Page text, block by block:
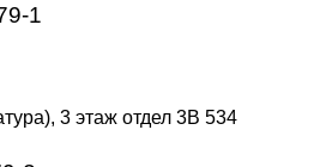
1
3 этаж отдел 3В 534